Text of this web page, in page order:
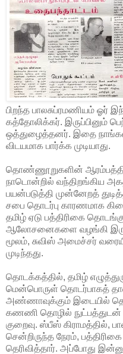
பிறந்த பாலசுப்ரமணியம் ஓர்
கத்தோலிக்கர். இருப்பினும்
ஒத்துழைத்தனர். இதை
விடயமாக பார்க்க முடியாது.
தொண்ணூறுகளின்
நாடொன்றில் வந்திறங்கிய
பயன்படுத்தி முன்னேறத்
சபை தொடர்பு காரணமாக
தமிழ் ஏடு பத்திரிகை
ஆலோசனைகளை வழங்கி
மூலம், சுவிஸ் அமைச்சர்
முடிந்தது.
தொடக்கத்தில், தமிழ்
மென்பொருள் தொடர்பாகத்
அண்ணாவுக்கும் இடையில்
கணணி தொழில் நுட்பத்துடன்
குறைவு. ஸ்பீஸ் கிராமத்தில்,
சென்றிருந்த நேரம்,
தெரிவித்தார். அப்போது